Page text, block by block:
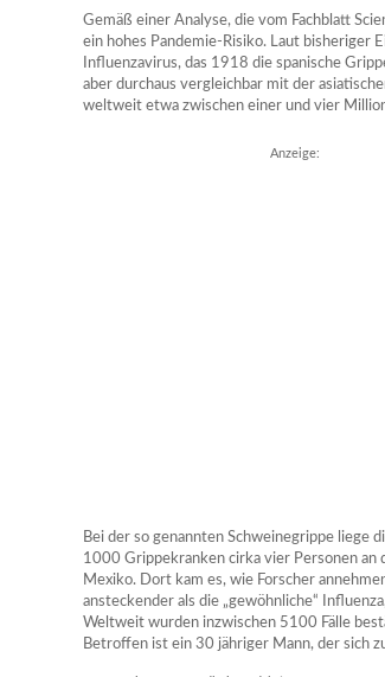
Gemäß einer Analyse, die vom Fachblatt
ein hohes Pandemie-Risiko. Laut bisheriger
Influenzavirus, das 1918 die spanische
aber durchaus vergleichbar mit der
weltweit etwa zwischen einer und vier
Anzeige:
Bei der so genannten Schweinegrippe liege
1000 Grippekranken cirka vier Personen an
Mexiko. Dort kam es, wie Forscher
ansteckender als die „gewöhnliche“
Weltweit wurden inzwischen 5100 Fälle
Betroffen ist ein 30 jähriger Mann, der sich